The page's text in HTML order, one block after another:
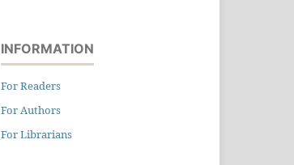
INFORMATION
For Readers
For Authors
For Librarians